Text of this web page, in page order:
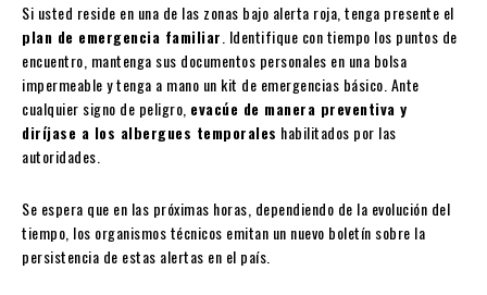
Si usted reside en una de las zonas bajo alerta roja, tenga presente el
plan de emergencia familiar. Identifique con tiempo los puntos de
encuentro, mantenga sus documentos personales en una bolsa
impermeable y tenga a mano un kit de emergencias básico. Ante
cualquier signo de peligro, evacúe de manera preventiva y
diríjase a los albergues temporales habilitados por las
autoridades.
Se espera que en las próximas horas, dependiendo de la evolución del
tiempo, los organismos técnicos emitan un nuevo boletín sobre la
persistencia de estas alertas en el país.